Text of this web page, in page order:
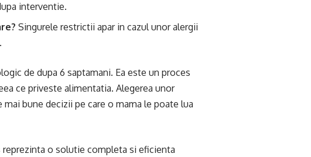
interventie.
Singurele restrictii apar in cazul unor alergii
de dupa 6 saptamani. Ea este un proces
ce priveste alimentatia. Alegerea unor
bune decizii pe care o mama le poate lua
reprezinta o solutie completa si eficienta